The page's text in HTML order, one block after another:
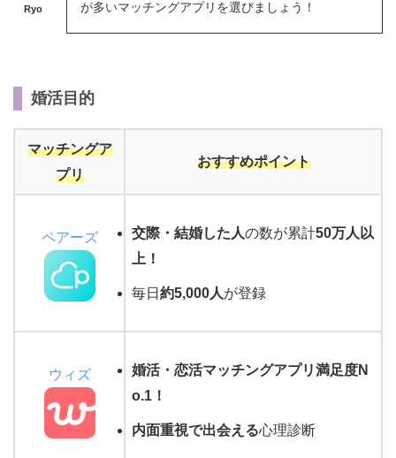
Ryo
が多いマッチングアプリを選びましょう！
婚活目的
マッチングア
プリ
おすすめポイント
ペアーズ 交際・結婚した人の数が累計50万人以
上！
毎日 約5,000人が登録
ウィズ
婚活・恋活マッチングアプリ満足度N
o.1 ！
内面重視で出会える心理診断